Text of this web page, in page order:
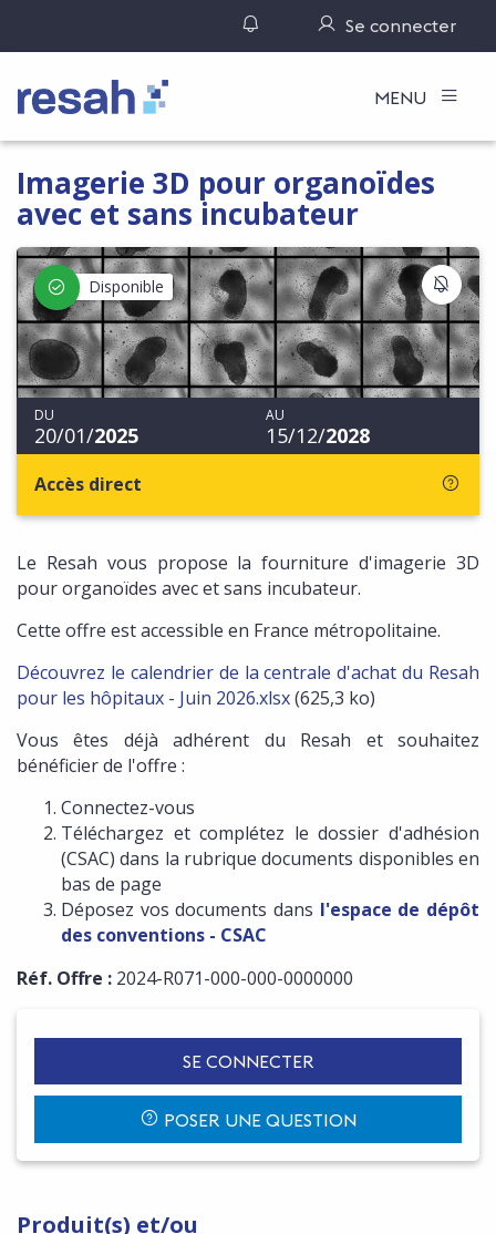
Gérer ses notifications
Se connecter
Logo Resah MENU
Imagerie 3D pour organoïdes
avec et sans incubateur
Disponible
DU
20/01/2025
AU
15/12/2028
Accès direct
Le Resah vous propose la fourniture d'imagerie 3D
pour organoïdes avec et sans incubateur.
Cette offre est accessible en France métropolitaine.
Découvrez le calendrier de la centrale d'achat du Resah
pour les hôpitaux - Juin 2026.xlsx(625,3 ko)
Vous êtes déjà adhérent du Resah et souhaitez
bénéficier de l'offre :
Connectez-vous
Téléchargez et complétez le dossier d'adhésion
(CSAC) dans la rubrique documents disponibles en
bas de page
Déposez vos documents dans l'espace de dépôt
des conventions - CSAC
Réf. Offre : 2024-R071-000-000-0000000
SE CONNECTER
POSER UNE QUESTION
Produit(s) et/ou